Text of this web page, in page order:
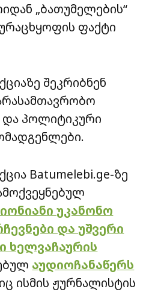
„ბათუმელების“
ფაქტი
შეკრიბნენ
და პოლიტიკური
Batumelebi.ge-ზე
უკანონო
და უშვერი
ხელვაჩაურის
აუდიოჩანაწერს
ისმის ჟურნალისტის